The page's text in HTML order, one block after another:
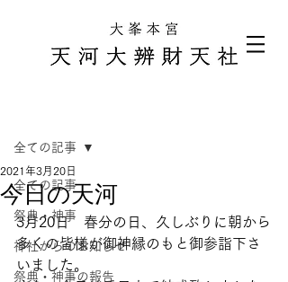
全ての記事
祭典・神事
神社からのお知らせ
祭典・神事の報告
全ての記事
今日の天河
2021年3月20日
3月20日　春分の日、久しぶりに朝から
多くの皆様が御神縁のもと御参詣下さ
いました。